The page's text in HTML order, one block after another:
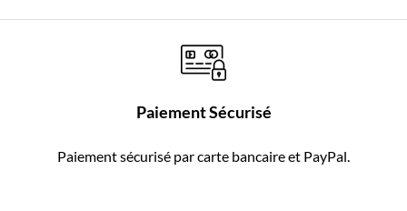
Paiement Sécurisé
Paiement sécurisé par carte bancaire et PayPal.